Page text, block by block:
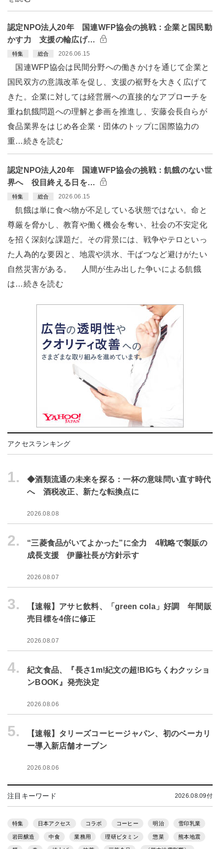
認定NPO法人20年 国連WFP協会の挑戦：企業と国民動
かす力 支援の輪広げ…
特集 総合 2026.06.15
国連WFP協会は民間分野への働きかけを通じて企業と
国民双方の意識改革を促し、支援の裾野を大きく広げて
きた。企業に対しては経営層への直接的なアプローチを
重ね飢餓問題への理解と参画を推進し、安藤会長自らが
食品業界をはじめ各企業・団体のトップに国際協力の
重…続きを読む
認定NPO法人20年 国連WFP協会の挑戦：飢餓のない世
界へ 役目終える日を…
特集 総合 2026.06.15
飢餓は単に食べ物が不足している状態ではない。命と
尊厳を脅かし、教育や働く機会を奪い、社会の不安定化
を招く深刻な課題だ。その背景には、戦争やテロといっ
た人為的な要因と、地震や洪水、干ばつなど避けがたい
自然災害がある。 人間が生み出した争いによる飢餓
は…続きを読む
アクセスランキング
1.
◆酒類流通の未来を探る：一杯の意味問い直す時代
へ 酒税改正、新たな転換点に
2026.08.08
2.
“三菱食品がいてよかった”に全力 4戦略で製販の
成長支援 伊藤社長が方針示す
2026.08.07
3.
【速報】アサヒ飲料、「green cola」好調 年間販
売目標を4倍に修正
2026.08.07
4.
紀文食品、『長さ1m!紀文の超!BIGちくわクッショ
ンBOOK』発売決定
2026.08.06
5.
【速報】タリーズコーヒージャパン、初のベーカリ
ー導入新店舗オープン
2026.08.06
注目キーワード 2026.08.09付
特集 日本アクセス コラボ コーヒー 明治 雪印乳業
岩田醸造 中食 業務用 理研ビタミン 惣菜 熊本地震